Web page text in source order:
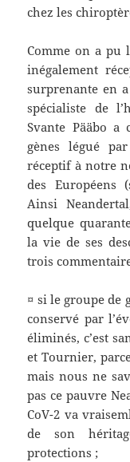
chez les
Comme on a pu
inégalement
surprenante en
spécialiste de
Svante Pääbo a
gènes légué
réceptif à notre
des Européens
Ainsi
quelque
la vie de ses
trois
¤ si le groupe de
conservé par
éliminés, c’est
et Tournier,
mais nous ne
pas ce pauvre
CoV-2 va
de son
protections ;